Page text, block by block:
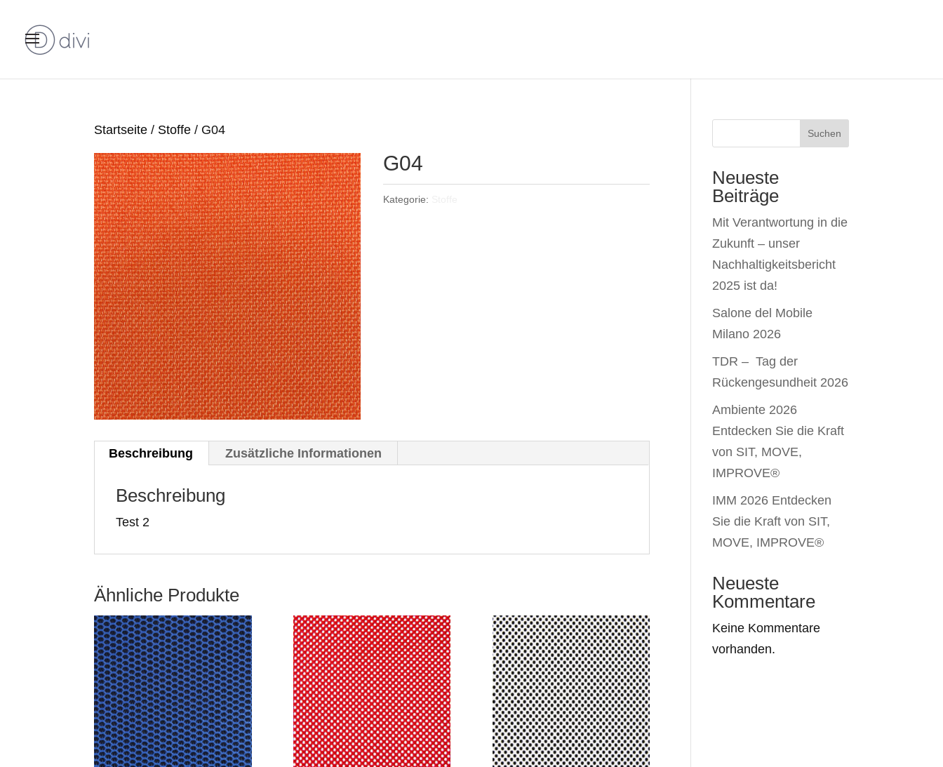
Startseite / Stoffe / G04
G04
Kategorie:
Beschreibung Zusätzliche Informationen
Beschreibung
Test 2
Ähnliche Produkte
Suchen
Neueste
Beiträge
Mit Verantwortung in die
Zukunft – unser
Nachhaltigkeitsbericht
2025 ist da!
Salone del Mobile
Milano 2026
TDR – Tag der
Rückengesundheit 2026
Ambiente 2026
Entdecken Sie die Kraft
von SIT, MOVE,
IMPROVE®
IMM 2026 Entdecken
Sie die Kraft von SIT,
MOVE, IMPROVE®
Neueste
Kommentare
Keine Kommentare
vorhanden.